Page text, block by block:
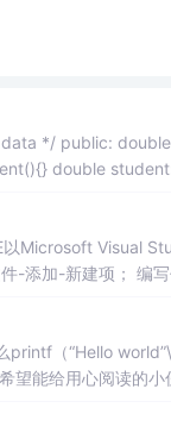
Microsoft Visual
-添加-新建项； 编
在某行
printf（“Hello
望能给用心阅读的小